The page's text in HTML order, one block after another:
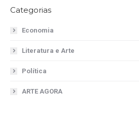
Categorias
Economia
Literatura e Arte
Política
ARTE AGORA